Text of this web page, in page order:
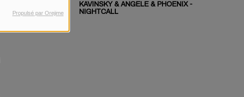
Propulsé par Orejime
KAVINSKY & ANGELE & PHOENIX -
NIGHTCALL